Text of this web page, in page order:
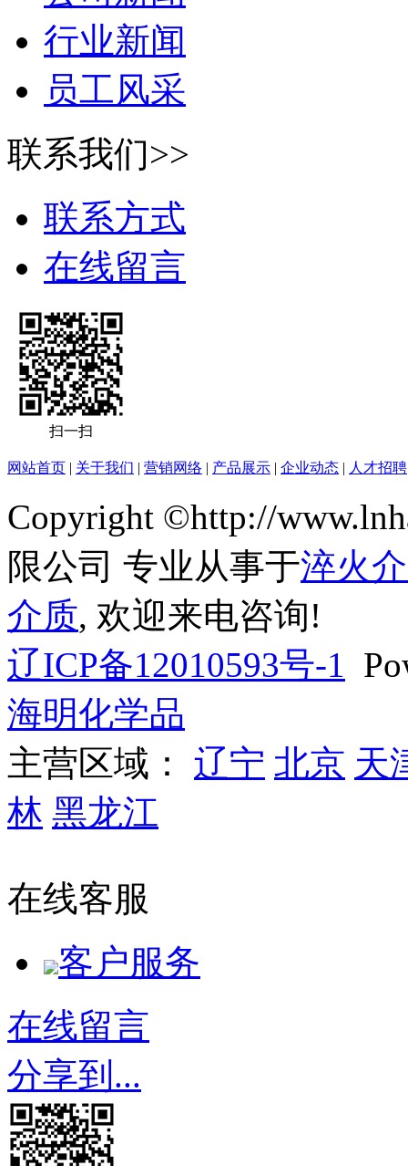
行业新闻
员工风采
联系我们>>
联系方式
在线留言
扫一扫
网站首页 | 关于我们 | 营销网络 | 产品展示 | 企业动态 | 人才招聘
Copyright ©http://
限公司 专业从事于淬火
介质, 欢迎来电咨询!
辽ICP备12010593号-1
海明化学品
主营区域： 辽宁 北京 天
林 黑龙江
在线客服
客户服务
在线留言
分享到...